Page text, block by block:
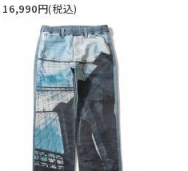
16,990円(税込)